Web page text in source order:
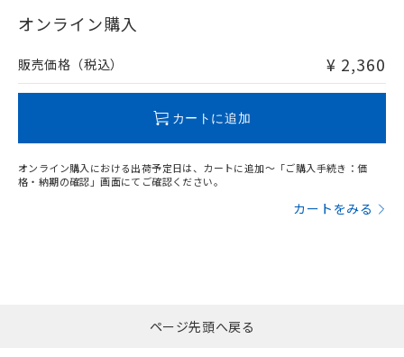
在庫等で未対応品が混在する可能性があります。
問い合わせください。
オンライン購入
販売価格（税込） ¥ 2,360
カートに追加
オンライン購入における出荷予定日は、カートに追加～「ご購入手続き：価
格・納期の確認」画面にてご確認ください。
カートをみる
ページ先頭へ戻る